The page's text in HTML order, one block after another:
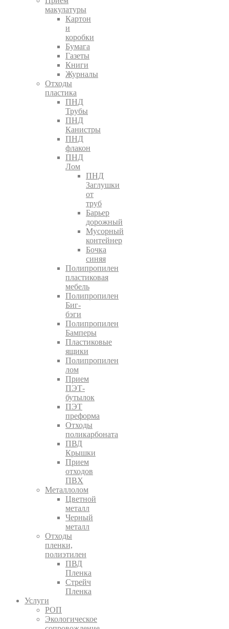
макулатуры
Картон
и
коробки
Бумага
Газеты
Книги
Журналы
Отходы
пластика
ПНД
Трубы
ПНД
Канистры
ПНД
флакон
ПНД
Лом
ПНД
Заглушки
от
труб
Барьер
дорожный
Мусорный
контейнер
Бочка
синяя
Полипропилен
пластиковая
мебель
Полипропилен
Биг-
бэги
Полипропилен
Бамперы
Пластиковые
ящики
Полипропилен
лом
Прием
ПЭТ-
бутылок
ПЭТ
преформа
Отходы
поликарбоната
ПВД
Крышки
Прием
отходов
ПВХ
Металлолом
Цветной
металл
Черный
металл
Отходы
пленки,
полиэтилен
ПВД
Пленка
Стрейч
Пленка
Услуги
РОП
Экологическое